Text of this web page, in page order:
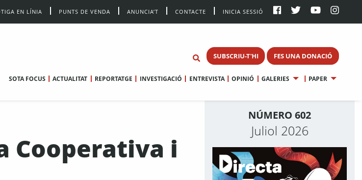
EN LÍNIA PUNTS DE VENDA ANUNCIA’T CONTACTE INICIA SESSIÓ
SUBSCRIU-T'HI FES UNA DONACIÓ
SOTA FOCUS ACTUALITAT REPORTATGE INVESTIGACIÓ ENTREVISTA OPINIÓ GALERIES PAPER
Cooperativa i
NÚMERO 602
Juliol 2026